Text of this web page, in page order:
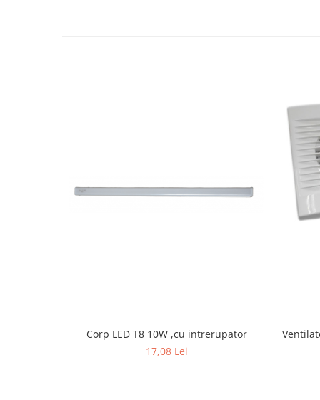
Corp LED T8 10W ,cu intrerupator
17,08 Lei